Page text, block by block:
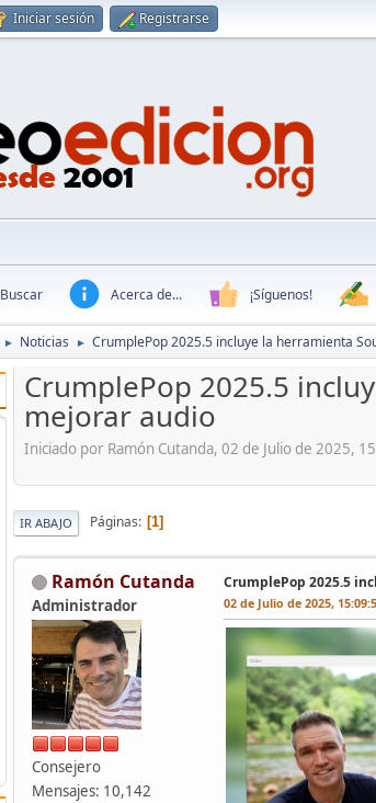
Iniciar sesión Registrarse
Buscar Acerca de... ¡Síguenos!
► Noticias ► CrumplePop 2025.5 incluye la herramienta
CrumplePop 2025.5
mejorar audio
Iniciado por Ramón Cutanda, 02 de Julio de 2025,
IR ABAJO Páginas 1
Ramón Cutanda
Administrador
Consejero
Mensajes: 10,142
CrumplePop 2025.5
02 de Julio de 2025,